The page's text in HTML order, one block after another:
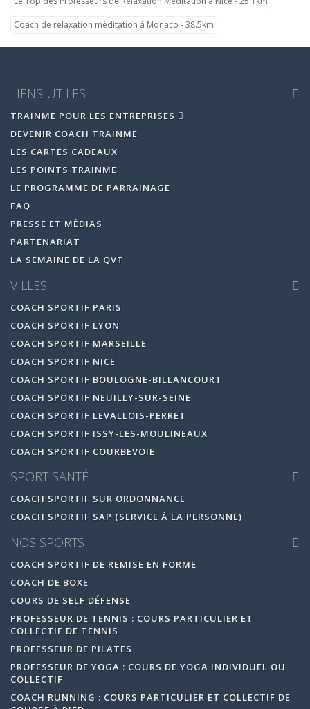
Coach de relaxation méditation à Monaco - 38.5km
LIENS UTILES
TRAINME POUR LES ENTREPRISES
DEVENIR COACH TRAINME
LES CARTES CADEAUX
LES POINTS TRAINME
LE PROGRAMME DE PARRAINAGE
FAQ
PRESSE ET MÉDIAS
PARTENARIAT
LA SEMAINE DE LA QVT
VILLES
COACH SPORTIF PARIS
COACH SPORTIF LYON
COACH SPORTIF MARSEILLE
COACH SPORTIF NICE
COACH SPORTIF BOULOGNE-BILLANCOURT
COACH SPORTIF NEUILLY-SUR-SEINE
COACH SPORTIF LEVALLOIS-PERRET
COACH SPORTIF ISSY-LES-MOULINEAUX
COACH SPORTIF COURBEVOIE
SPORT SANTÉ
COACH SPORTIF SUR ORDONNANCE
COACH SPORTIF SAP (SERVICE À LA PERSONNE)
NOS SPORTS
COACH SPORTIF DE REMISE EN FORME
COACH DE BOXE
COURS DE SELF DÉFENSE
PROFESSEUR DE TENNIS : COURS PARTICULIER ET
COLLECTIF DE TENNIS
PROFESSEUR DE PILATES
PROFESSEUR DE YOGA : COURS DE YOGA INDIVIDUEL OU
COLLECTIF
COACH RUNNING : COURS PARTICULIER ET COLLECTIF DE